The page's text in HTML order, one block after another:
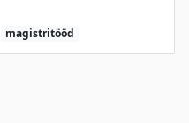
magistritööd